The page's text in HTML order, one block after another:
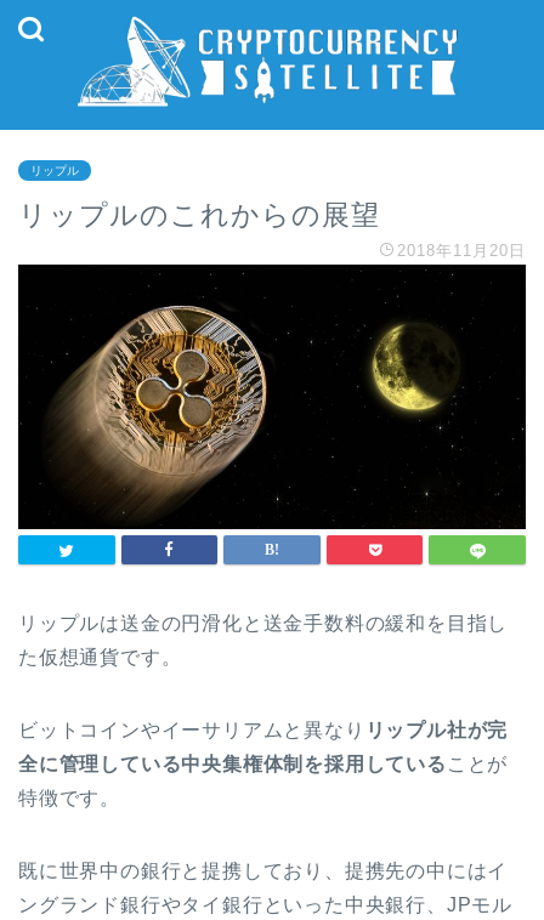
リップル
リップルのこれからの展望
2018年11月20日
リップルは送金の円滑化と送金手数料の緩和を目指し
た仮想通貨です。
ビットコインやイーサリアムと異なり リップル社が完
全に管理している中央集権体制を採用している ことが
特徴です。
既に世界中の銀行と提携しており、提携先の中にはイ
ングランド銀行やタイ銀行といった中央銀行、 JPモル